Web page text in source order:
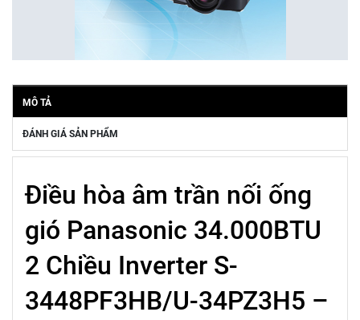
MÔ TẢ
ĐÁNH GIÁ SẢN PHẨM
Điều hòa âm trần nối ống
gió Panasonic 34.000BTU
2 Chiều Inverter S-
3448PF3HB/U-34PZ3H5 –